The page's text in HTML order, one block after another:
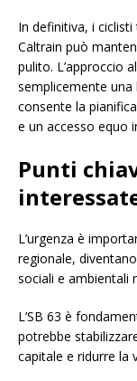
In definitiva, i
Caltrain può
pulito. L’approccio
semplicemente una
consente la
e un accesso equo
Punti
L’urgenza è
regionale,
sociali e ambientali
L’SB 63 è
potrebbe
capitale e ridurre la